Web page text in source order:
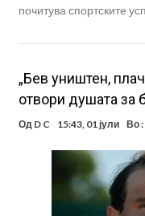
почитува спортските
„Бев уништен,
отвори душата за
Од D C 15:43, 01 јули Во :